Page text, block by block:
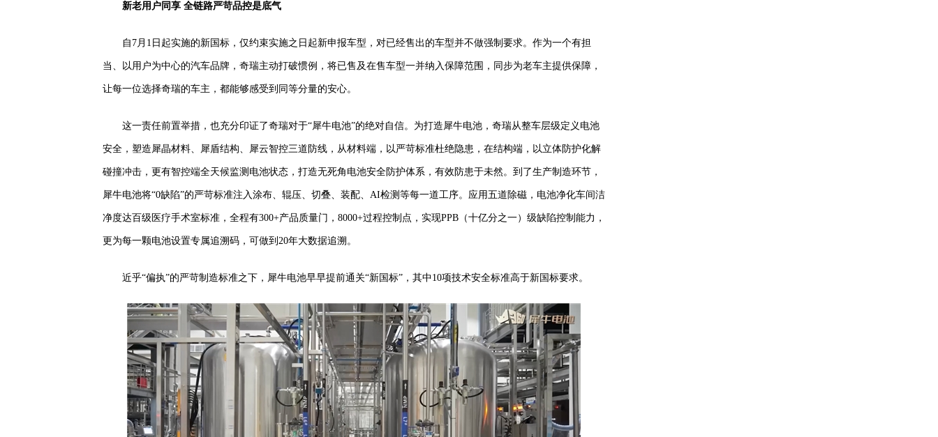
新老用户同享 全链路严苛品控是底气
自7月1日起实施的新国标，仅约束实施之日起新申报车型，对已经售出的车型并不做强制要求。作为一个有担
当、以用户为中心的汽车品牌，奇瑞主动打破惯例，将已售及在售车型一并纳入保障范围，同步为老车主提供保障，
让每一位选择奇瑞的车主，都能够感受到同等分量的安心。
这一责任前置举措，也充分印证了奇瑞对于“犀牛电池”的绝对自信。为打造犀牛电池，奇瑞从整车层级定义电池
安全，塑造犀晶材料、犀盾结构、犀云智控三道防线，从材料端，以严苛标准杜绝隐患，在结构端，以立体防护化解
碰撞冲击，更有智控端全天候监测电池状态，打造无死角电池安全防护体系，有效防患于未然。到了生产制造环节，
犀牛电池将“0缺陷”的严苛标准注入涂布、辊压、切叠、装配、AI检测等每一道工序。应用五道除磁，电池净化车间洁
净度达百级医疗手术室标准，全程有300+产品质量门，8000+过程控制点，实现PPB（十亿分之一）级缺陷控制能力，
更为每一颗电池设置专属追溯码，可做到20年大数据追溯。
近乎“偏执”的严苛制造标准之下，犀牛电池早早提前通关“新国标”，其中10项技术安全标准高于新国标要求。